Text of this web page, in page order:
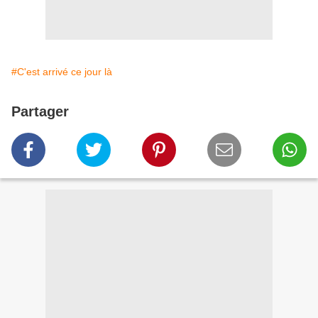
#C'est arrivé ce jour là
Partager